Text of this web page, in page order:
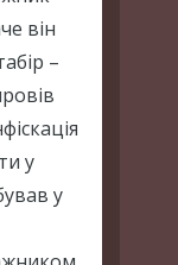
він
–
у
у